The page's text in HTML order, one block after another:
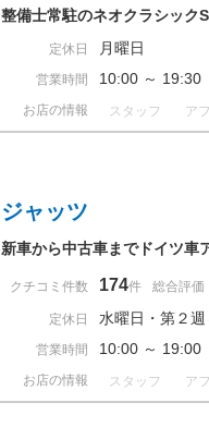
整備士常駐のネオクラシック
定休日 月曜日
営業時間 10:00 ～
お店の情報 スタッフ ア
ジャッツ
新車から中古車までドイツ車
クチコミ件数 174件 総合評価
定休日 水曜日・第２
営業時間 10:00 ～
お店の情報 スタッフ ア